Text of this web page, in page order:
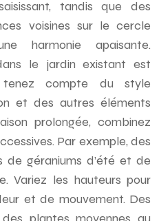
tandis que des
voisines sur le cercle
harmonie apaisante.
le jardin existant est
tenez compte du style
et des autres éléments
prolongée, combinez
Par exemple, des
de géraniums d’été et de
Variez les hauteurs pour
et de mouvement. Des